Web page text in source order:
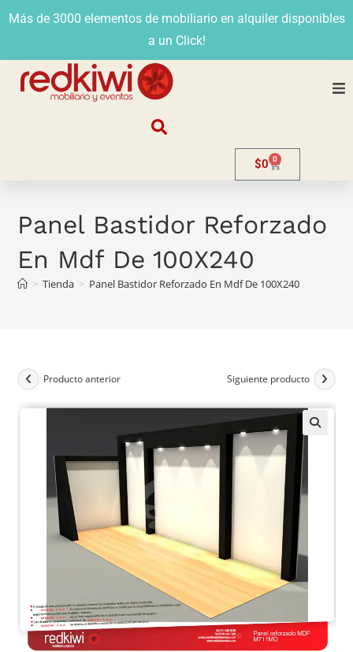
Más de 3000 elementos de mobiliario en alquiler disponibles
a un Click!
Venta
$0 0
Panel Bastidor Reforzado
En Mdf De 100X240
> Tienda > Panel Bastidor Reforzado En Mdf De 100X240
Producto anterior Siguiente producto